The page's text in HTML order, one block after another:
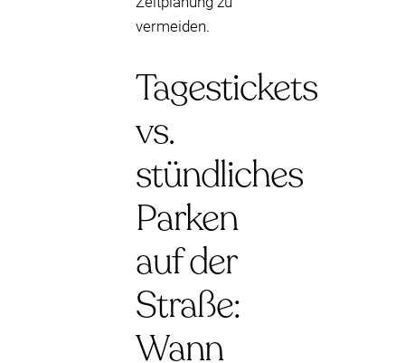
vermeiden.
Tagestickets
vs.
stündliches
Parken
auf der
Straße:
Wann